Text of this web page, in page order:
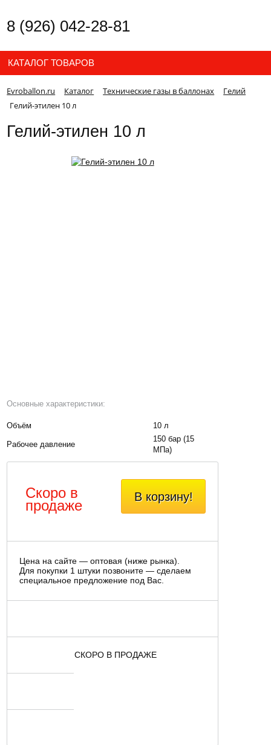
8 (926) 042-28-81
КАТАЛОГ ТОВАРОВ
Evroballon.ru Каталог Технические газы в баллонах
Гелий
Гелий-этилен 10 л
Гелий-этилен 10 л
Основные характеристики:
Объём 10 л
Рабочее давление
150 бар (15
МПа)
В корзину!
Скоро в
продаже
Цена на сайте — оптовая (ниже рынка).
Для покупки 1 штуки позвоните — сделаем
специальное предложение под Вас.
СКОРО В ПРОДАЖЕ